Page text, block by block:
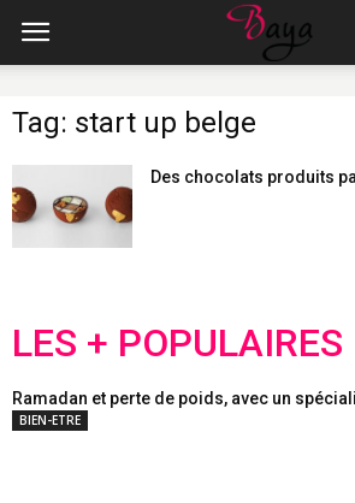
Tag: start up belge
Des chocolats produits
LES + POPULAIRES
Ramadan et perte de poids, avec un
BIEN-ETRE